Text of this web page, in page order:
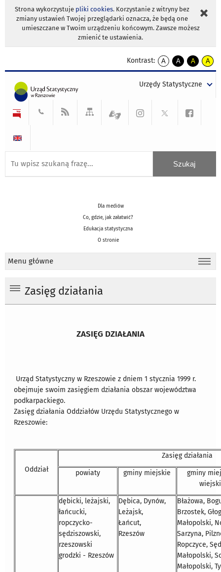
Strona wykorzystuje pliki cookies. Korzystanie z witryny bez
zmiany ustawień Twojej przeglądarki oznacza, że będą one
umieszczane w Twoim urządzeniu końcowym. Zawsze możesz
zmienić te ustawienia.
Kontrast:
A
kontrast
A
kontrast
tekst
czarnym
A
kontrast
tekst
czarnym
A
tekst
żółtym
Urzędy Statystyczne
Dla mediów
Co, gdzie, jak załatwić?
Edukacja statystyczna
O stronie
Menu główne
Zasięg działania
ZASIĘG DZIAŁANIA
Urząd Statystyczny w Rzeszowie z dniem 1 stycznia 1999 r.
obejmuje swoim zasięgiem działania obszar województwa
podkarpackiego.
Zasięg działania Oddziałów Urzędu Statystycznego w
Rzeszowie:
Oddział
Zasięg działania
powiaty gminy miejskie
gminy
dębicki, leżajski,
łańcucki,
ropczycko-
sędziszowski,
rzeszowski
grodzki - Rzeszów
Dębica, Dynów,
Leżajsk,
Łańcut,
Rzeszów
Błażowa,
Brzostek,
Małopolski,
Sarzyna,
Ropczyce,
Małopolski,
Małopolski,